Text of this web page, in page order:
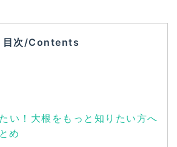
目次/Contents
い！大根をもっと知りたい方へ
め